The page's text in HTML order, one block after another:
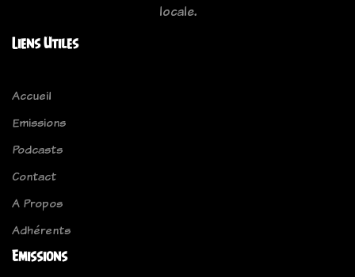
locale.
Liens Utiles
Accueil
Emissions
Podcasts
Contact
A Propos
Adhérents
Emissions